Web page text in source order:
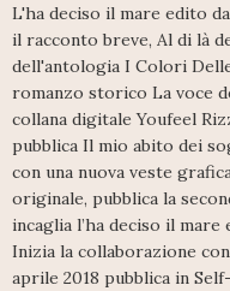
L'ha deciso il mare edito
il racconto breve, Al di là
dell'antologia I Colori
romanzo storico La voce
collana digitale Youfeel
pubblica Il mio abito dei
con una nuova veste
originale, pubblica la
incaglia l’ha deciso il
Inizia la collaborazione
aprile 2018 pubblica in